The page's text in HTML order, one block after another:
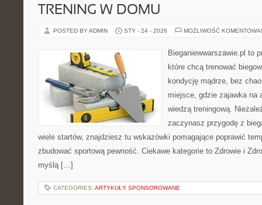
TRENING W DOMU
POSTED BY ADMIN STY - 24 - 2026 MOŻLIWOŚĆ
Bieganiewwarszawie.pl to
które chcą trenować
kondycję mądrze, bez
miejsce, gdzie zajawka na
wiedzą treningową.
zaczynasz przygodę z
wiele startów, znajdziesz tu wskazówki pomagające poprawić
zbudować sportową pewność. Ciekawe kategorie to Zdrowie i
myślą […]
CATEGORIES: ARTYKUŁY SPONSOROWANE